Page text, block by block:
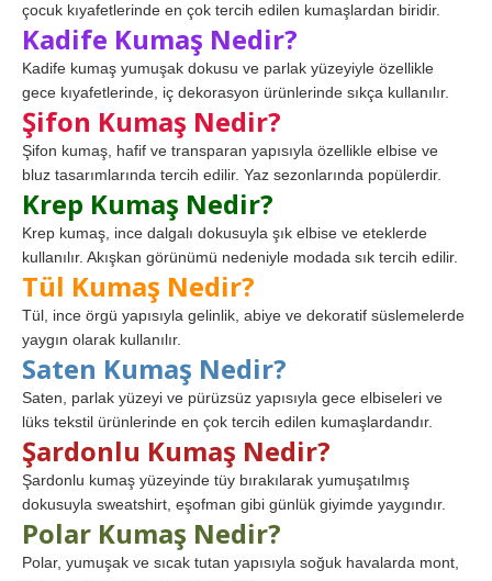
çocuk kıyafetlerinde en çok tercih edilen kumaşlardan biridir.
Kadife Kumaş Nedir?
Kadife kumaş yumuşak dokusu ve parlak yüzeyiyle özellikle
gece kıyafetlerinde, iç dekorasyon ürünlerinde sıkça kullanılır.
Şifon Kumaş Nedir?
Şifon kumaş, hafif ve transparan yapısıyla özellikle elbise ve
bluz tasarımlarında tercih edilir. Yaz sezonlarında popülerdir.
Krep Kumaş Nedir?
Krep kumaş, ince dalgalı dokusuyla şık elbise ve eteklerde
kullanılır. Akışkan görünümü nedeniyle modada sık tercih edilir.
Tül Kumaş Nedir?
Tül, ince örgü yapısıyla gelinlik, abiye ve dekoratif süslemelerde
yaygın olarak kullanılır.
Saten Kumaş Nedir?
Saten, parlak yüzeyi ve pürüzsüz yapısıyla gece elbiseleri ve
lüks tekstil ürünlerinde en çok tercih edilen kumaşlardandır.
Şardonlu Kumaş Nedir?
Şardonlu kumaş yüzeyinde tüy bırakılarak yumuşatılmış
dokusuyla sweatshirt, eşofman gibi günlük giyimde yaygındır.
Polar Kumaş Nedir?
Polar, yumuşak ve sıcak tutan yapısıyla soğuk havalarda mont,